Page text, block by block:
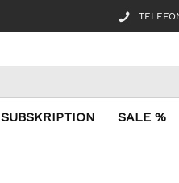
SUBSKRIPTION SALE %